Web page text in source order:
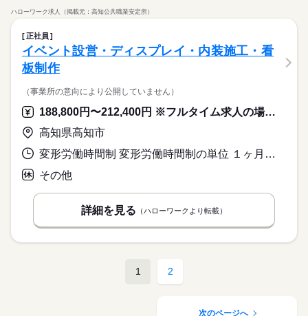
ハローワーク求人（掲載元：高知公共職業安定所）
正社員
イベント設営・ディスプレイ・内装施工・看
板制作
（事業所の意向により公開していません）
188,800円〜212,400円 ※フルタイム求人の場合は月額（換算額）、パート求人の場合は時間額を表示しています。
高知県高知市
変形労働時間制 変形労働時間制の単位 １ヶ月単位 就業時間１ 9時00分〜17時40分
その他
詳細を見る （ハローワークより転載）
1 2
次のページへ